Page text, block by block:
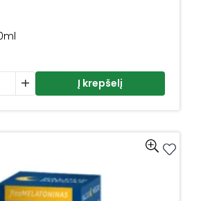
ACOSEDUM+, 50mlĮ krepšelį